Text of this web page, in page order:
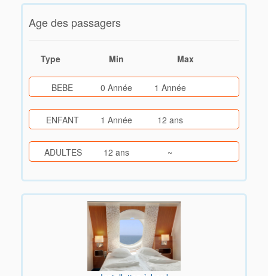
Age des passagers
Type Min Max
BEBE 0 Année 1 Année
ENFANT 1 Année 12 ans
ADULTES 12 ans ~